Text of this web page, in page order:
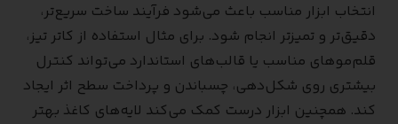
انتخاب ابزار مناسب باعث می‌شود فرآیند ساخت سریع‌تر،
دقیق‌تر و تمیزتر انجام شود. برای مثال استفاده از کاتر تیز،
قلم‌موهای مناسب یا قالب‌های استاندارد می‌تواند کنترل
بیشتری روی شکل‌دهی، چسباندن و پرداخت سطح اثر ایجاد
کند. همچنین ابزار درست کمک می‌کند لایه‌های کاغذ بهتر